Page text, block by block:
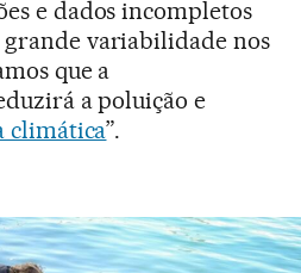
e dados incompletos
variabilidade nos
que a
a poluição e
climática”.